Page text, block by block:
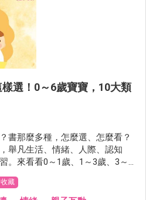
選！0～6歲寶寶，10大類
書那麼多種，怎麼選、怎麼看？
舉凡生活、情緒、人際、認知
。來看看0～1歲、1～3歲、3～6
書！
收藏